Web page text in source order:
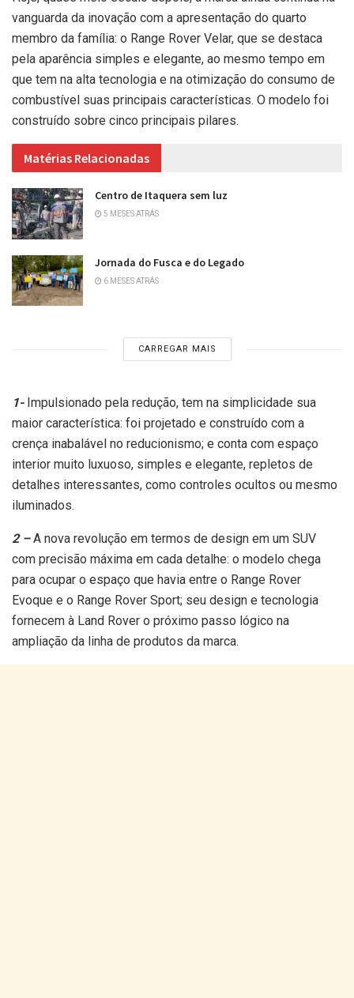
vanguarda da inovação com a apresentação do quarto
membro da família: o Range Rover Velar, que se destaca
pela aparência simples e elegante, ao mesmo tempo em
que tem na alta tecnologia e na otimização do consumo de
combustível suas principais características. O modelo foi
construído sobre cinco principais pilares.
Matérias Relacionadas
Centro de Itaquera sem luz
5 MESES ATRÁS
Jornada do Fusca e do Legado
6 MESES ATRÁS
CARREGAR MAIS
1-Impulsionado pela redução, tem na simplicidade sua
maior característica: foi projetado e construído com a
crença inabalável no reducionismo; e conta com espaço
interior muito luxuoso, simples e elegante, repletos de
detalhes interessantes, como controles ocultos ou mesmo
iluminados.
2 –A nova revolução em termos de design em um SUV
com precisão máxima em cada detalhe: o modelo chega
para ocupar o espaço que havia entre o Range Rover
Evoque e o Range Rover Sport; seu design e tecnologia
fornecem à Land Rover o próximo passo lógico na
ampliação da linha de produtos da marca.